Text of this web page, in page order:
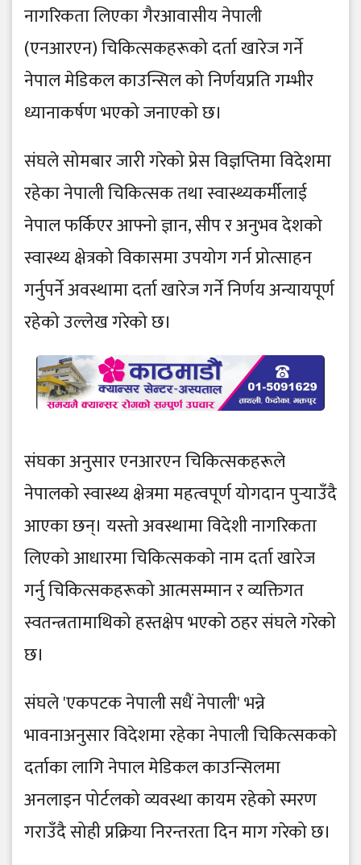
नागरिकता लिएका गैरआवासीय नेपाली
(एनआरएन) चिकित्सकहरूको दर्ता खारेज गर्ने
नेपाल मेडिकल काउन्सिल को निर्णयप्रति गम्भीर
ध्यानाकर्षण भएको जनाएको छ।
संघले सोमबार जारी गरेको प्रेस विज्ञप्तिमा विदेशमा
रहेका नेपाली चिकित्सक तथा स्वास्थ्यकर्मीलाई
नेपाल फर्किएर आफ्नो ज्ञान, सीप र अनुभव देशको
स्वास्थ्य क्षेत्रको विकासमा उपयोग गर्न प्रोत्साहन
गर्नुपर्ने अवस्थामा दर्ता खारेज गर्ने निर्णय अन्यायपूर्ण
रहेको उल्लेख गरेको छ।
संघका अनुसार एनआरएन चिकित्सकहरूले
नेपालको स्वास्थ्य क्षेत्रमा महत्वपूर्ण योगदान पुर्‍याउँदै
आएका छन्। यस्तो अवस्थामा विदेशी नागरिकता
लिएको आधारमा चिकित्सकको नाम दर्ता खारेज
गर्नु चिकित्सकहरूको आत्मसम्मान र व्यक्तिगत
स्वतन्त्रतामाथिको हस्तक्षेप भएको ठहर संघले गरेको
छ।
संघले 'एकपटक नेपाली सधैं नेपाली' भन्ने
भावनाअनुसार विदेशमा रहेका नेपाली चिकित्सकको
दर्ताका लागि नेपाल मेडिकल काउन्सिलमा
अनलाइन पोर्टलको व्यवस्था कायम रहेको स्मरण
गराउँदै सोही प्रक्रिया निरन्तरता दिन माग गरेको छ।